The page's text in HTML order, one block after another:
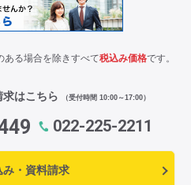
る場合を除きすべて税込み価格です。
はこちら （受付時間 10:00～17:00）
022-225-2211
み・資料請求